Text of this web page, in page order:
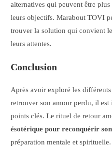
alternatives qui peuvent être plus
leurs objectifs. Marabout TOVI
trouver la solution qui convient
leurs attentes.
Conclusion
Après avoir exploré les
retrouver son amour perdu, il est
points clés. Le rituel de retour
ésotérique pour reconquérir
préparation mentale et spirituelle.